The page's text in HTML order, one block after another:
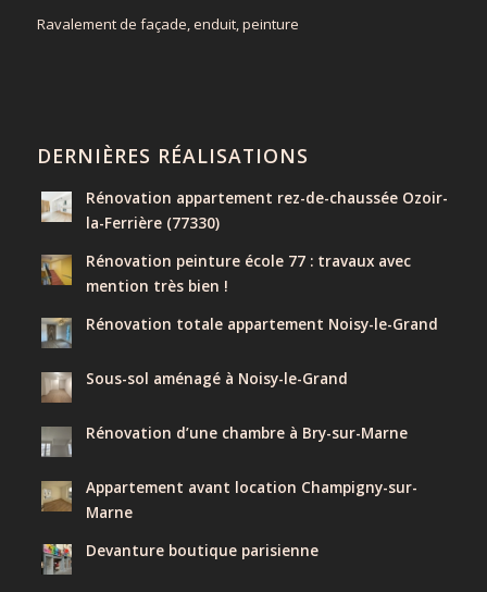
Ravalement de façade, enduit, peinture
DERNIÈRES RÉALISATIONS
Rénovation appartement rez-de-chaussée Ozoir-
la-Ferrière (77330)
Rénovation peinture école 77 : travaux avec
mention très bien !
Rénovation totale appartement Noisy-le-Grand
Sous-sol aménagé à Noisy-le-Grand
Rénovation d’une chambre à Bry-sur-Marne
Appartement avant location Champigny-sur-
Marne
Devanture boutique parisienne